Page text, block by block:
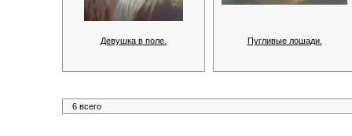
Девушка в поле. Пугливые лошади.
6 всего